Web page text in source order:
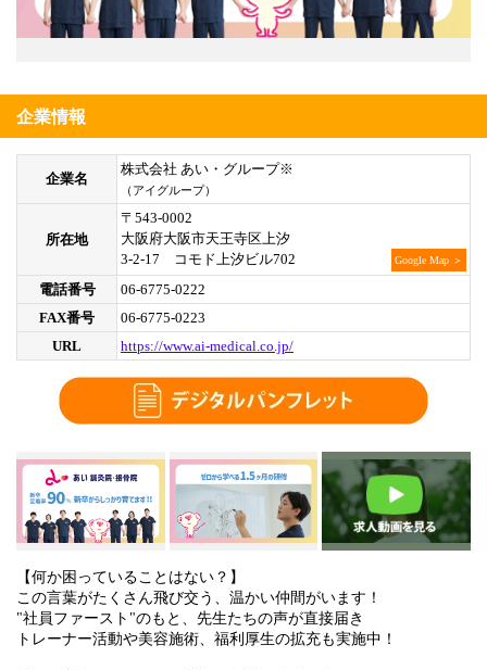
企業情報
企業名
株式会社 あい・グループ※
（アイグループ）
所在地
〒543-0002
大阪府大阪市天王寺区上汐
3-2-17 コモド上汐ビル702
Google Map ＞
電話番号
06-6775-0222
FAX番号
06-6775-0223
URL
https://www.ai-medical.co.jp/
【何か困っていることはない？】
この言葉がたくさん飛び交う、温かい仲間がいます！
"社員ファースト"のもと、先生たちの声が直接届き
トレーナー活動や美容施術、福利厚生の拡充も実施中！